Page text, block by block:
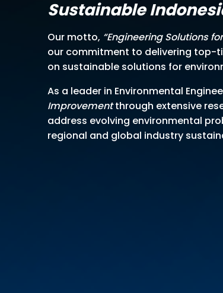
Sustainable
Our motto, “Engineering Solutions
our commitment to delivering top-
on sustainable solutions for
As a leader in Environmental
Improvementthrough extensive
address evolving environmental
regional and global industry